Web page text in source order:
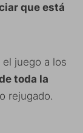
que está
juego a los
toda la
rejugado.